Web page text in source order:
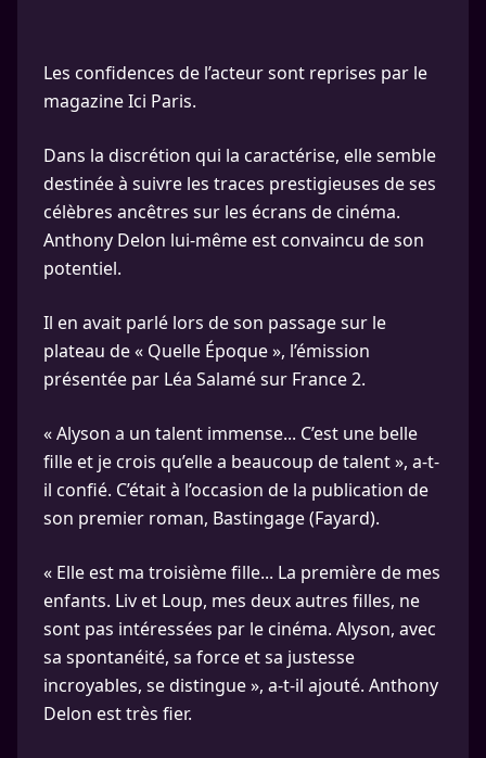
Les confidences de l’acteur sont reprises par le
magazine Ici Paris.
Dans la discrétion qui la caractérise, elle semble
destinée à suivre les traces prestigieuses de ses
célèbres ancêtres sur les écrans de cinéma.
Anthony Delon lui-même est convaincu de son
potentiel.
Il en avait parlé lors de son passage sur le
plateau de « Quelle Époque », l’émission
présentée par Léa Salamé sur France 2.
« Alyson a un talent immense... C’est une belle
fille et je crois qu’elle a beaucoup de talent », a-t-
il confié. C’était à l’occasion de la publication de
son premier roman, Bastingage (Fayard).
« Elle est ma troisième fille... La première de mes
enfants. Liv et Loup, mes deux autres filles, ne
sont pas intéressées par le cinéma. Alyson, avec
sa spontanéité, sa force et sa justesse
incroyables, se distingue », a-t-il ajouté. Anthony
Delon est très fier.